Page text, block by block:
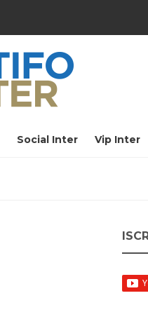
Social Inter Vip Inter